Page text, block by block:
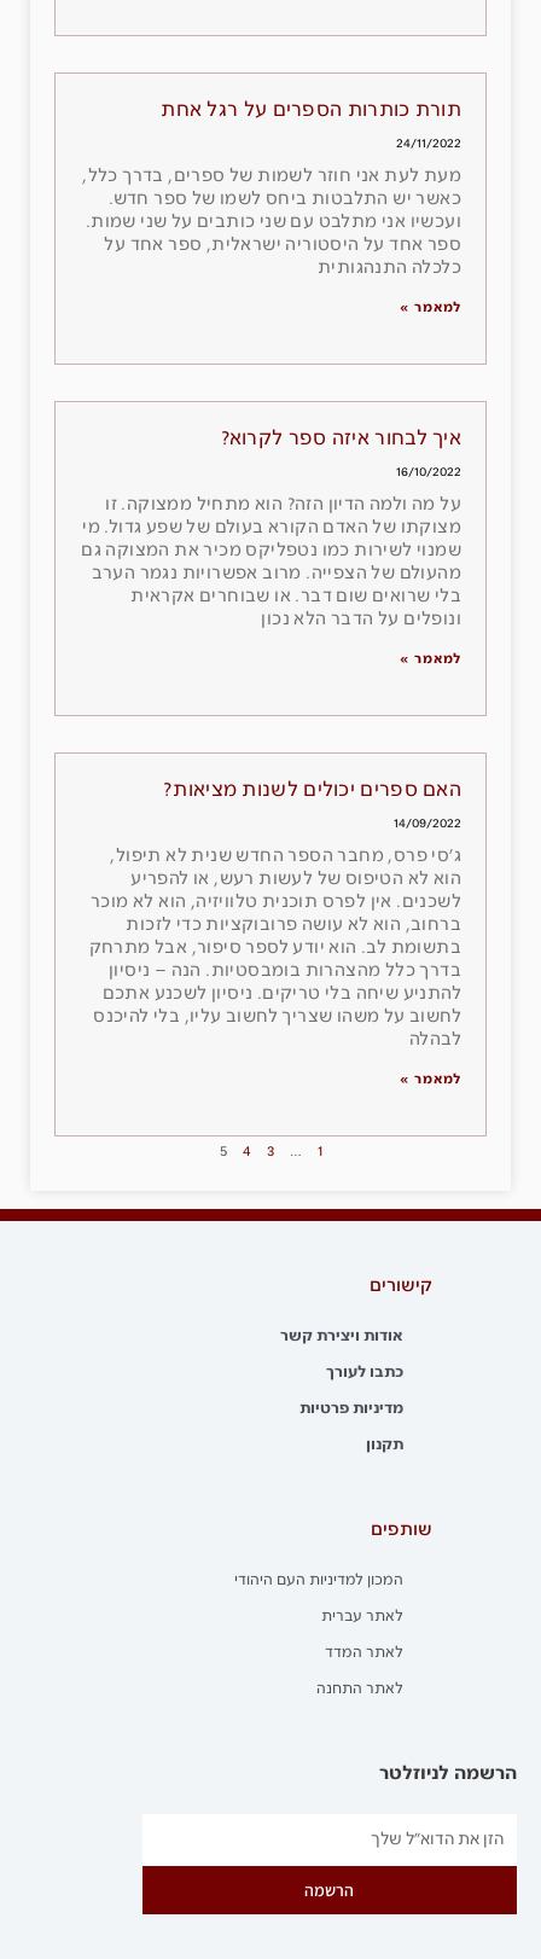
תורת כותרות הספרים על רגל אחת
24/11/2022
מעת לעת אני חוזר לשמות של ספרים, בדרך כלל,
כאשר יש התלבטות ביחס לשמו של ספר חדש.
ועכשיו אני מתלבט עם שני כותבים על שני שמות.
ספר אחד על היסטוריה ישראלית, ספר אחד על
כלכלה התנהגותית
למאמר »
איך לבחור איזה ספר לקרוא?
16/10/2022
על מה ולמה הדיון הזה? הוא מתחיל ממצוקה. זו
מצוקתו של האדם הקורא בעולם של שפע גדול. מי
שמנוי לשירות כמו נטפליקס מכיר את המצוקה גם
מהעולם של הצפייה. מרוב אפשרויות נגמר הערב
בלי שרואים שום דבר. או שבוחרים אקראית
ונופלים על הדבר הלא נכון
למאמר »
האם ספרים יכולים לשנות מציאות?
14/09/2022
ג׳סי פרס, מחבר הספר החדש שנית לא תיפול,
הוא לא הטיפוס של לעשות רעש, או להפריע
לשכנים. אין לפרס תוכנית טלוויזיה, הוא לא מוכר
ברחוב, הוא לא עושה פרובוקציות כדי לזכות
בתשומת לב. הוא יודע לספר סיפור, אבל מתרחק
בדרך כלל מהצהרות בומבסטיות. הנה – ניסיון
להתניע שיחה בלי טריקים. ניסיון לשכנע אתכם
לחשוב על משהו שצריך לחשוב עליו, בלי להיכנס
לבהלה
למאמר »
1
…
3
4
5
קישורים
אודות ויצירת קשר
כתבו לעורך
מדיניות פרטיות
תקנון
שותפים
המכון למדיניות העם היהודי
לאתר עברית
לאתר המדד
לאתר התחנה
הרשמה לניוזלטר
הרשמה